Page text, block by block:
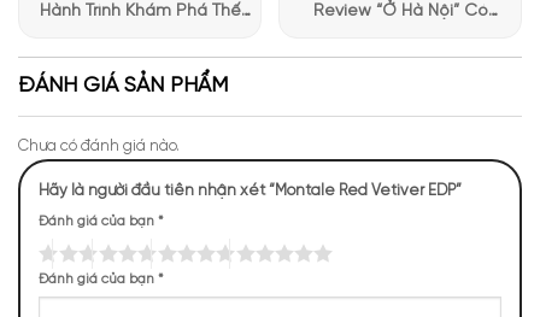
Mùi hương của Red Vetiver
826 (29,77%)
Hành Trình Khám Phá Thế
Review “Ở Hà Nội” Có
ĐÁNH GIÁ SẢN PHẨM
Chưa có đánh giá nào.
Hãy là người đầu tiên nhận xét “Montale Red Vetiver EDP”
Đánh giá của bạn *
Đánh giá của bạn *